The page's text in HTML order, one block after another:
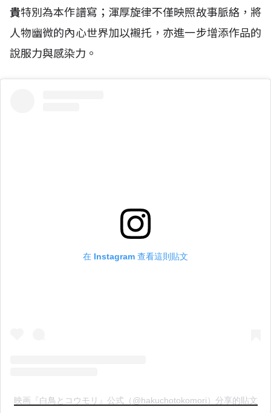
貴特別為本作譜寫；渾厚旋律不僅映照故事脈絡，將
人物幽微的內心世界加以襯托，亦進一步增添作品的
說服力與感染力。
在 Instagram 查看這則貼文
映画『白鳥とコウモリ』公式（@hakuchotokomori）分享的貼文